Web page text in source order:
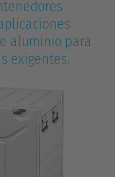
aluminio para
exigentes.